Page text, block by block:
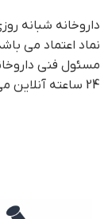
داروخانه شبانه
نماد اعتماد می
مسئول فنی
24 ساعته آنلاین می باشند.